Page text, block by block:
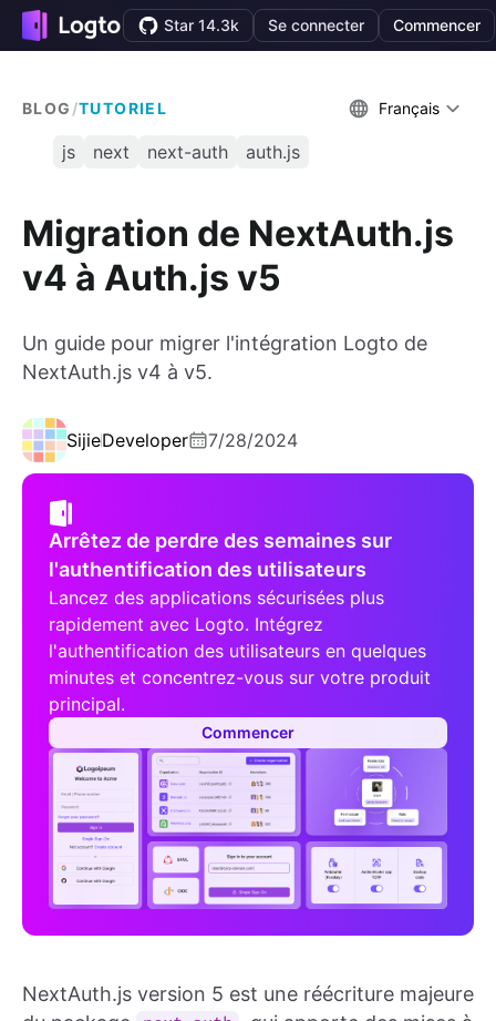
Star 14.3k Se connecter Commencer
BLOG /TUTORIEL Français
js next next-auth auth.js
Migration de NextAuth.js
v4 à Auth.js v5
Un guide pour migrer l'intégration Logto de
NextAuth.js v4 à v5.
SijieDeveloper 7/28/2024
Arrêtez de perdre des semaines sur
l'authentification des utilisateurs
Lancez des applications sécurisées plus
rapidement avec Logto. Intégrez
l'authentification des utilisateurs en quelques
minutes et concentrez-vous sur votre produit
principal.
Commencer
NextAuth.js version 5 est une réécriture majeure